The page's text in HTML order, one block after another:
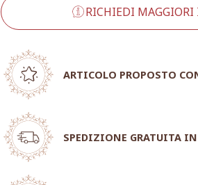
RICHIEDI
ARTICOLO PROPOSTO
SPEDIZIONE GRATUITA